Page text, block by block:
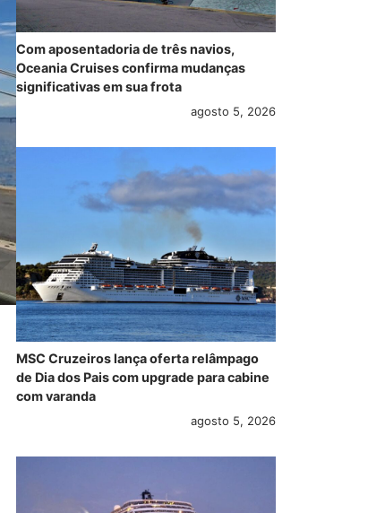
Com aposentadoria de três navios,
Oceania Cruises confirma mudanças
significativas em sua frota
agosto 5, 2026
MSC Cruzeiros lança oferta relâmpago
de Dia dos Pais com upgrade para cabine
com varanda
agosto 5, 2026